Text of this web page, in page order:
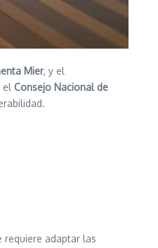
Mier, y el
el Consejo Nacional de
requiere adaptar las